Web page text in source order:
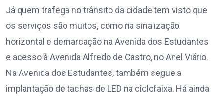
Já quem trafega no trânsito da cidade tem visto que
os serviços são muitos, como na sinalização
horizontal e demarcação na Avenida dos Estudantes
e acesso à Avenida Alfredo de Castro, no Anel Viário.
Na Avenida dos Estudantes, também segue a
implantação de tachas de LED na ciclofaixa. Há ainda